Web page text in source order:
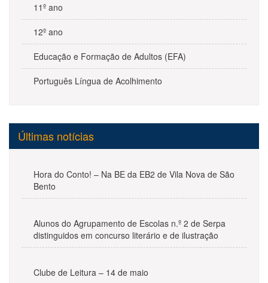
11º ano
12º ano
Educação e Formação de Adultos (EFA)
Português Língua de Acolhimento
Últimas notícias
Hora do Conto! – Na BE da EB2 de Vila Nova de São
Bento
Alunos do Agrupamento de Escolas n.º 2 de Serpa
distinguidos em concurso literário e de ilustração
Clube de Leitura – 14 de maio